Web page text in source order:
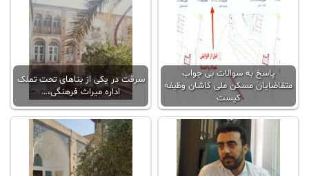
پاسخ به سوالات بی جواب
متقاضایان مسکن ملی کاشان وظیفه
کیست
سرقت در یکی از بناهای تحت تملک
اداره میراث فرهنگی،…